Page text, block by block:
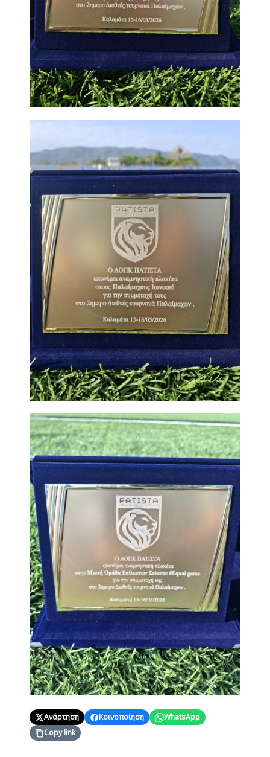
Ανάρτηση Κοινοποίηση
WhatsApp
Copy link